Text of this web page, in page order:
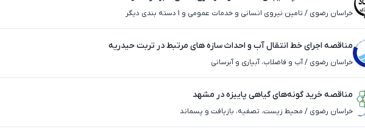
خراسان رضوی / تامین نیروی انسانی و خدمات عمومی و 1 دسته بندی دیگر
مناقصه اجرای خط انتقال آب و احداث سازه های مرتبط در تربت حیدریه
خراسان رضوی /آب و فاضلاب، آبیاری و آبرسانی
مناقصه خرید گونه‌های گیاهی پاییزه در مشهد
خراسان رضوی / محیط ‌زیست، تصفیه، بازیافت و پسماند